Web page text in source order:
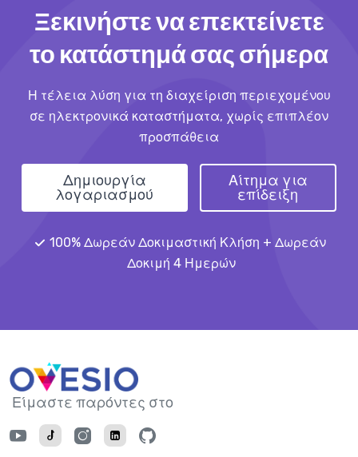
Ξεκινήστε να επεκτείνετε
το κατάστημά σας σήμερα
Η τέλεια λύση για τη διαχείριση περιεχομένου
σε ηλεκτρονικά καταστήματα, χωρίς επιπλέον
προσπάθεια
Δημιουργία
λογαριασμού
Αίτημα για
επίδειξη
100% Δωρεάν Δοκιμαστική Κλήση + Δωρεάν
Δοκιμή 4 Ημερών
Είμαστε παρόντες στο